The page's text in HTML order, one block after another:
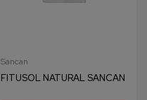
Sancan
FITUSOL NATURAL SANCAN